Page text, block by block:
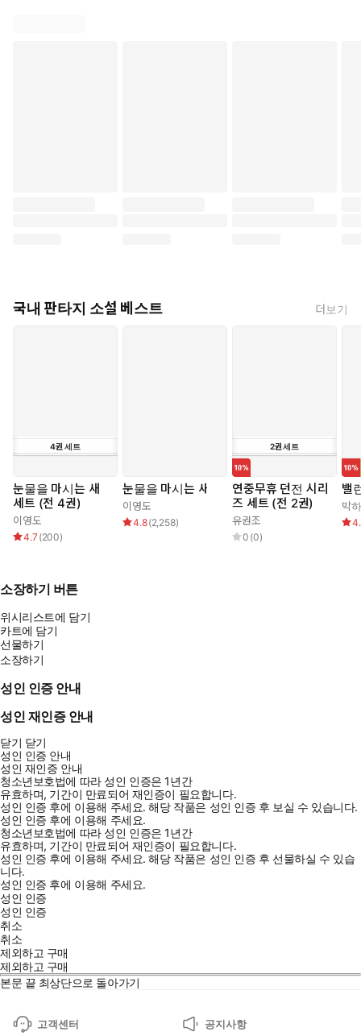
국내 판타지 소설 베스트 더보기
4권세트
눈물을 마시는 새
세트 (전 4권)
이영도
4.7 (200)
눈물을 마시는 새
이영도
4.8(2,258)
2권세트
연중무휴 던전 시리
즈 세트 (전 2권)
유권조
0 (0)
밸
박
소장하기 버튼
위시리스트에 담기
카트에 담기
선물하기
소장하기
성인 인증 안내
성인 재인증 안내
닫기 닫기
성인 인증 안내
성인 재인증 안내
청소년보호법에 따라 성인 인증은 1년간
유효하며, 기간이 만료되어 재인증이 필요합니다.
성인 인증 후에 이용해 주세요.해당 작품은 성인 인증 후 보실 수 있습니다.
성인 인증 후에 이용해 주세요.
청소년보호법에 따라 성인 인증은 1년간
유효하며, 기간이 만료되어 재인증이 필요합니다.
성인 인증 후에 이용해 주세요.해당 작품은 성인 인증 후 선물하실 수 있습
니다.
성인 인증 후에 이용해 주세요.
성인 인증
성인 인증
취소
취소
제외하고 구매
제외하고 구매
본문 끝 최상단으로 돌아가기
고객센터 공지사항